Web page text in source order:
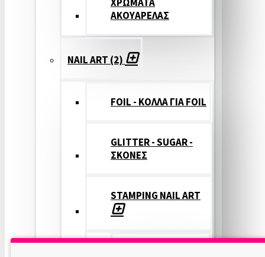
ΑΚΟΥΑΡΕΛΑΣ
NAIL ART (2)
FOIL - ΚΟΛΛΑ ΓΙΑ FOIL
GLITTER - SUGAR -
ΣΚΟΝΕΣ
STAMPING NAIL ART